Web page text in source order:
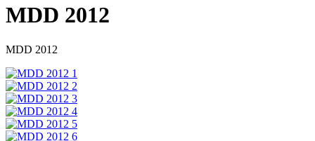
MDD 2012
MDD 2012